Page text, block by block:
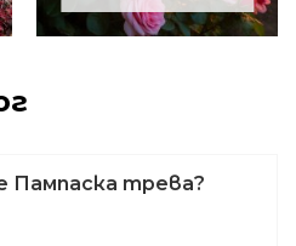
Пампаска трева?